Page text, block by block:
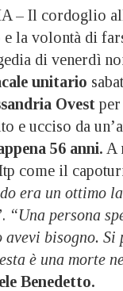
– Il cordoglio
e la volontà di
di venerdì
unitario
Ovest
e ucciso da
56 anni. A
come il
era un ottimo
. “Una persona
avevi bisogno.
è una morte
Benedetto.